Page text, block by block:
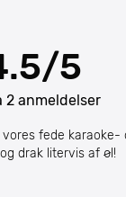
/5
2 anmeldelser
fede
drak litervis af øl!